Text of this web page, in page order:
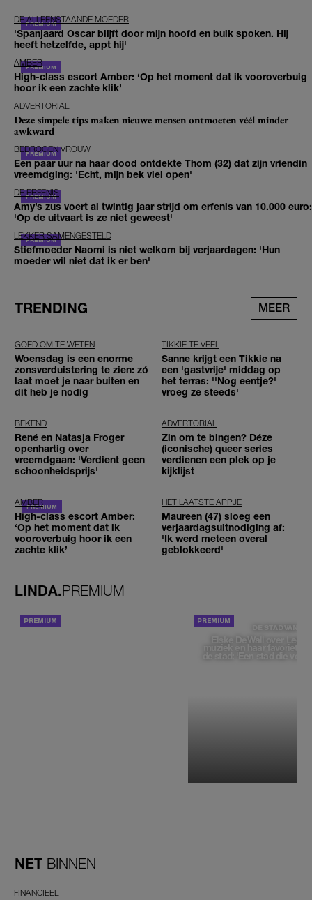
DE ALLEENSTAANDE MOEDER
'Spanjaard Oscar blijft door mijn hoofd en buik spoken. Hij
heeft hetzelfde, appt hij'
AMBER
High-class escort Amber: ‘Op het moment dat ik vooroverbuig
hoor ik een zachte klik’
ADVERTORIAL
Deze simpele tips maken nieuwe mensen ontmoeten véél minder
awkward
BEDROGEN VROUW
Een paar uur na haar dood ontdekte Thom (32) dat zijn vriendin
vreemdging: 'Echt, mijn bek viel open'
DE ERFENIS
Amy’s zus voert al twintig jaar strijd om erfenis van 10.000 euro:
'Op de uitvaart is ze niet geweest'
LEKKER SAMENGESTELD
Stiefmoeder Naomi is niet welkom bij verjaardagen: 'Hun
moeder wil niet dat ik er ben'
TRENDING MEER
GOED OM TE WETEN
Woensdag is een enorme
zonsverduistering te zien: zó
laat moet je naar buiten en
dit heb je nodig
TIKKIE TE VEEL
Sanne krijgt een Tikkie na
een 'gastvrije' middag op
het terras: ''Nog eentje?'
vroeg ze steeds'
BEKEND
René en Natasja Froger
openhartig over
vreemdgaan: 'Verdient geen
schoonheidsprijs'
ADVERTORIAL
Zin om te bingen? Déze
(iconische) queer series
verdienen een plek op je
kijklijst
AMBER
High-class escort Amber:
‘Op het moment dat ik
vooroverbuig hoor ik een
zachte klik’
HET LAATSTE APPJE
Maureen (47) sloeg een
verjaardagsuitnodiging af:
'Ik werd meteen overal
geblokkeerd'
LINDA.PREMIUM
DE STAD VAN
Elske DeWall over
muziek en haar favoriete
de stad: 'Een stad die
NET BINNEN
FINANCIEEL